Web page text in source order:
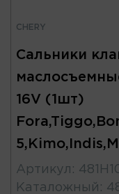
CHERY
Сальники
16V (1шт)
Артикул :
Каталожный :